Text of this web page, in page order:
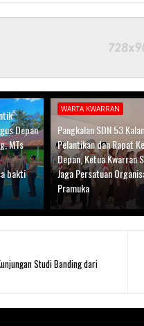
Depan
MTs
bakti
WARTA KWARRAN
Pangkalan SDN 53
Pelantikan dan Rapat
Depan, Ketua Kwarran
Jaga Persatuan
Pramuka
Studi Banding dari